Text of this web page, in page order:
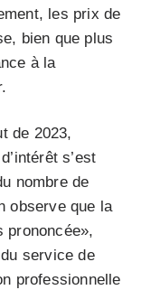
les prix de
bien que plus
à la
de 2023,
s’est
nombre de
observe que la
prononcée»,
service de
professionnelle